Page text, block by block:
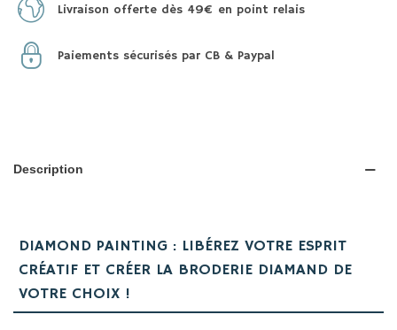
Livraison offerte dès 49€ en point relais
Paiements sécurisés par CB & Paypal
Description
DIAMOND PAINTING : LIBÉREZ VOTRE ESPRIT
CRÉATIF ET CRÉER LA BRODERIE DIAMAND DE
VOTRE CHOIX !